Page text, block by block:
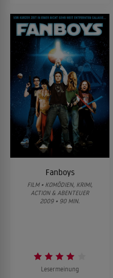
Fanboys
FILM • KOMÖDIEN, KRIMI,
ACTION & ABENTEUER
2009 • 90 MIN.
Lesermeinung